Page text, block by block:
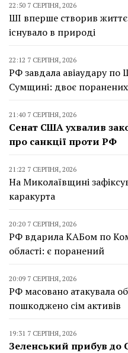
22:50 7 СЕРПНЯ, 2026
ШІ вперше створив
існувало в природі
22:12 7 СЕРПНЯ, 2026
РФ завдала авіаудару по
Сумщині: двоє поранених
21:40 7 СЕРПНЯ, 2026
Сенат США ухвалив
про санкції проти РФ
21:22 7 СЕРПНЯ, 2026
На Миколаївщині
каракурта
20:20 7 СЕРПНЯ, 2026
РФ вдарила КАБом по
області: є поранений
20:09 7 СЕРПНЯ, 2026
РФ масовано атакувала
пошкоджено сім активів
19:31 7 СЕРПНЯ, 2026
Зеленський прибув до